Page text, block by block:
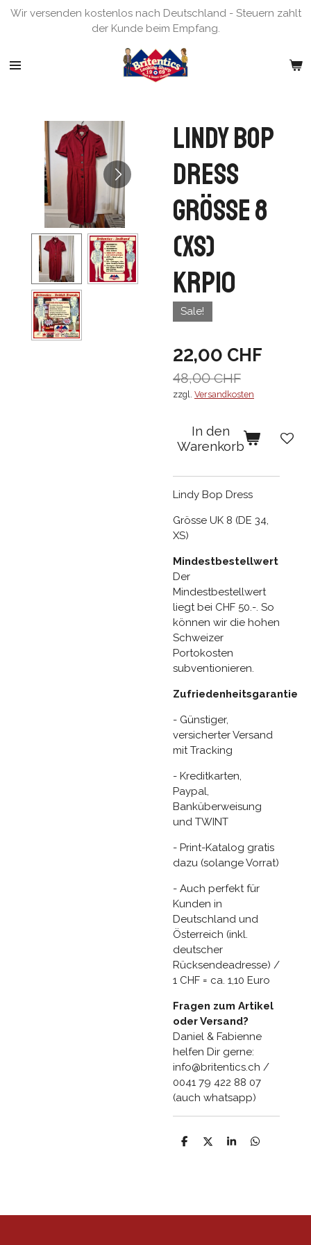
Zum
Wir versenden kostenlos nach Deutschland - Steuern zahlt
der Kunde beim Empfang.
Lindy Bop
Dress
Grösse 8
(XS)
KRP10
Sale!
22,00 CHF
48,00 CHF
zzgl. Versandkosten
In den
Warenkorb
Lindy Bop Dress
Grösse UK 8 (DE 34,
XS)
Mindestbestellwert
Der
Mindestbestellwert
liegt bei CHF 50.-. So
können wir die hohen
Schweizer
Portokosten
subventionieren.
Zufriedenheitsgarantie
- Günstiger,
versicherter Versand
mit Tracking
- Kreditkarten,
Paypal,
Banküberweisung
und TWINT
- Print-Katalog gratis
dazu (solange Vorrat)
- Auch perfekt für
Kunden in
Deutschland und
Österreich (inkl.
deutscher
Rücksendeadresse) /
1 CHF = ca. 1,10 Euro
Fragen zum Artikel
oder Versand?
Daniel & Fabienne
helfen Dir gerne:
info@britentics.ch /
0041 79 422 88 07
(auch whatsapp)
T
T
T
T